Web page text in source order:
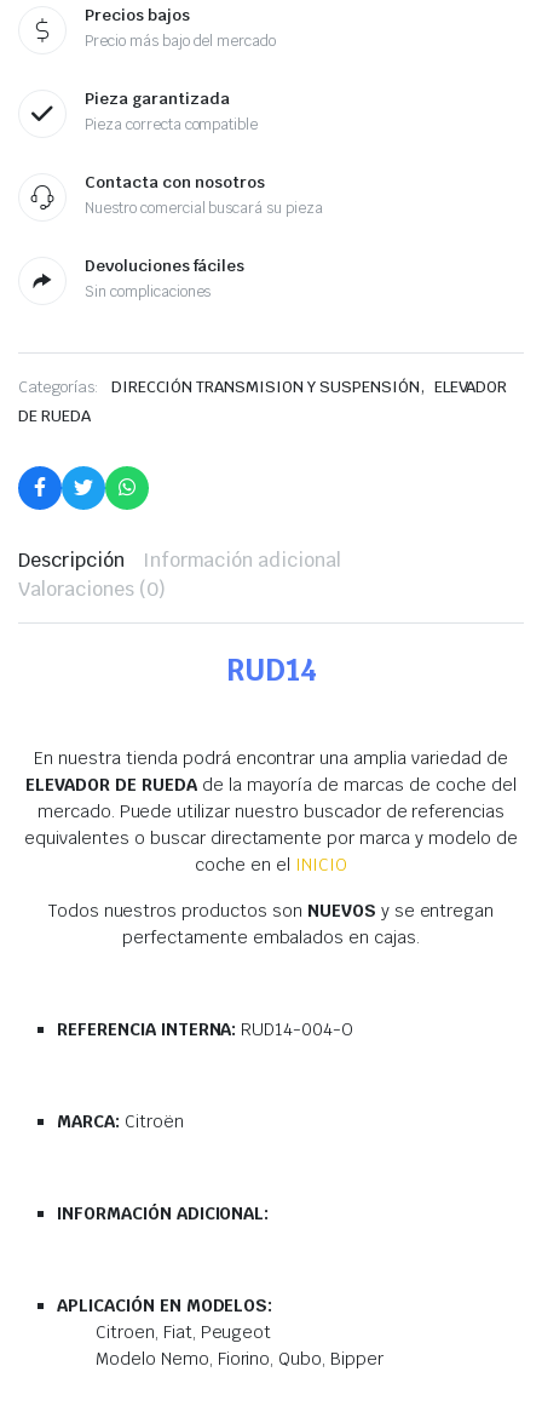
Precios bajos
Precio más bajo del mercado
Pieza garantizada
Pieza correcta compatible
Contacta con nosotros
Nuestro comercial buscará su pieza
Devoluciones fáciles
Sin complicaciones
Categorías: DIRECCIÓN TRANSMISION Y SUSPENSIÓN, ELEVADOR
DE RUEDA
Descripción
Información adicional
Valoraciones (0)
RUD14
En nuestra tienda podrá encontrar una amplia variedad de
ELEVADOR DE RUEDA de la mayoría de marcas de coche del
mercado. Puede utilizar nuestro buscador de referencias
equivalentes o buscar directamente por marca y modelo de
coche en el INICIO
Todos nuestros productos son NUEVOS y se entregan
perfectamente embalados en cajas.
REFERENCIA INTERNA: RUD14-004-O
MARCA: Citroën
INFORMACIÓN ADICIONAL:
APLICACIÓN EN MODELOS:
Citroen, Fiat, Peugeot
Modelo Nemo, Fiorino, Qubo, Bipper